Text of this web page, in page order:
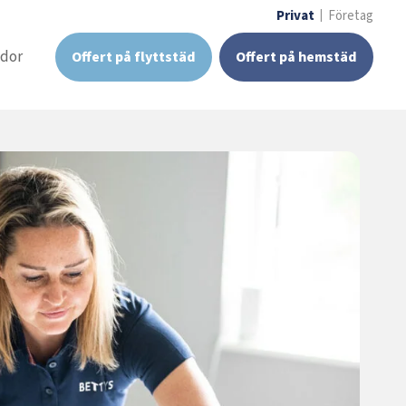
Privat Företag
Offert på flyttstäd Offert på hemstäd